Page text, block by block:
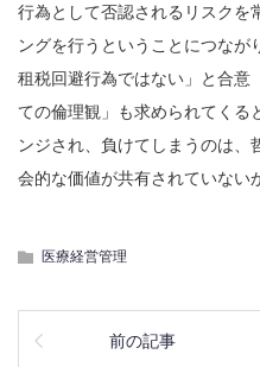
行為として否認されるリスクを
ングを行うということにつなが
租税回避行為ではない」と合意
ての倫理観」も求められてくる
ンジされ、負けてしまうのは、
会的な価値が共有されていない
医療経営管理
前の記事